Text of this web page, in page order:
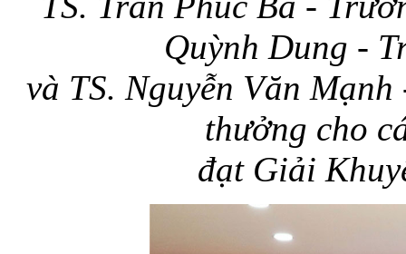
Quỳnh Dung -
và TS. Nguyễn Văn
thưởng cho
đạt Giải